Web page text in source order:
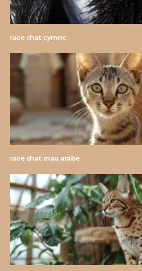
race chat cymric
race chat mau arabe